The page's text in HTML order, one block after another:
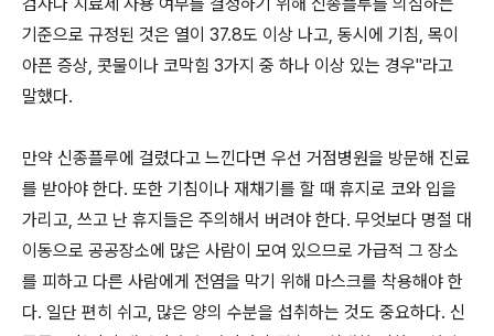
기준으로 규정된 것은 열이 37.8도 이상 나고, 동시에 기침, 목이
아픈 증상, 콧물이나 코막힘 3가지 중 하나 이상 있는 경우"라고
말했다.
만약 신종플루에 걸렸다고 느낀다면 우선 거점병원을 방문해 진료
를 받아야 한다. 또한 기침이나 재채기를 할 때 휴지로 코와 입을
가리고, 쓰고 난 휴지들은 주의해서 버려야 한다. 무엇보다 명절 대
이동으로 공공장소에 많은 사람이 모여 있으므로 가급적 그 장소
를 피하고 다른 사람에게 전염을 막기 위해 마스크를 착용해야 한
다. 일단 편히 쉬고, 많은 양의 수분을 섭취하는 것도 중요하다. 신